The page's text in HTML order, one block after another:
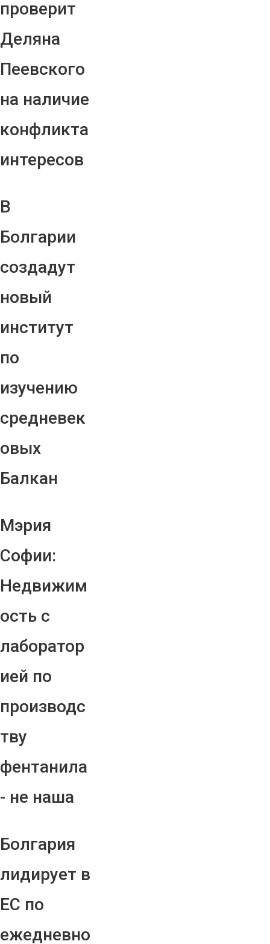
проверит
Деляна
Пеевского
на наличие
конфликта
интересов
В
Болгарии
создадут
новый
институт
по
изучению
средневек
овых
Балкан
Мэрия
Софии:
Недвижим
ость с
лаборатор
ией по
производс
тву
фентанила
- не наша
Болгария
лидирует в
ЕС по
ежедневно